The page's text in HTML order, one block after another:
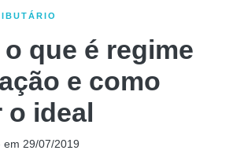
que é regime
e como
o ideal
em 29/07/2019